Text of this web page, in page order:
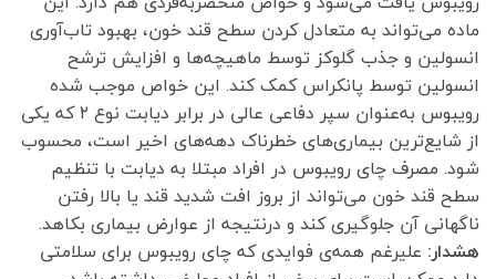
ماده می‌تواند به متعادل کردن سطح قند خون، بهبود تاب‌آوری
انسولین و جذب گلوکز توسط ماهیچه‌ها و افزایش ترشح
انسولین توسط پانکراس کمک کند. این خواص موجب شده
رویبوس به‌عنوان سپر دفاعی عالی در برابر دیابت نوع ۲ که یکی
از شایع‌ترین بیماری‌های خطرناک دهه‌های اخیر است، محسوب
شود. مصرف چای رویبوس در افراد مبتلا به دیابت با تنظیم
سطح قند خون می‌تواند از بروز افت شدید قند یا بالا رفتن
ناگهانی آن جلوگیری کند و درنتیجه از عوارض بیماری بکاهد.
هشدار: علیرغم همه‌ی فوایدی که چای رویبوس برای سلامتی